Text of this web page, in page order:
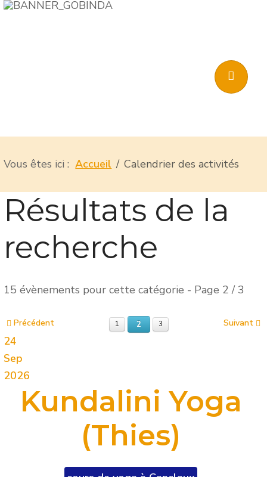
Vous êtes ici :Accueil Calendrier des activités
Résultats de la
recherche
15 évènements pour cette catégorie - Page 2 / 3
Précédent 1 2 3 Suivant
24
Sep
2026
Kundalini Yoga
(Thies)